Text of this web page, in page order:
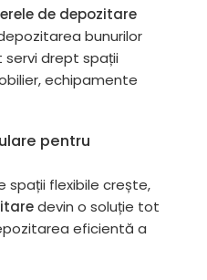
de depozitare
bunurilor
drept spații
echipamente
pentru
spații flexibile crește,
devin o soluție tot
eficientă a